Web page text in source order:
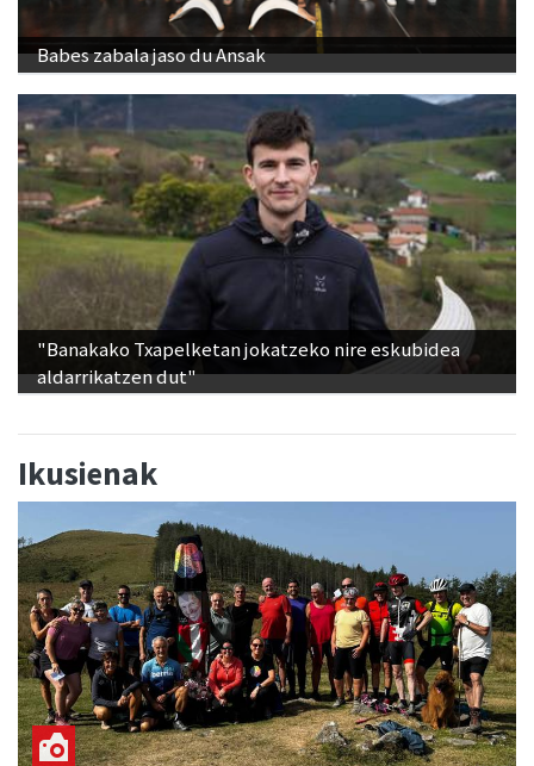
Babes zabala jaso du Ansak
"Banakako Txapelketan jokatzeko nire eskubidea
aldarrikatzen dut"
Ikusienak